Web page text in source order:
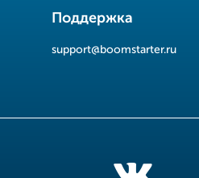
Поддержка
support@boomstarter.ru